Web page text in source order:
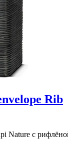
Rib
Nature c